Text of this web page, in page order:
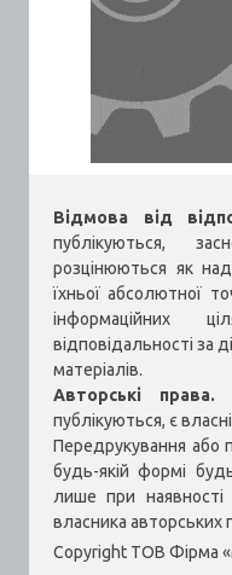
Відмова від
публікуються,
розцінюються як
їхньої абсолютної
інформаційних
відповідальності за
матеріалів.
Авторські права.
публікуються, є
Передрукування або
будь-якій формі
лише при наявності
власника авторських
Copyright ТОВ Фірма